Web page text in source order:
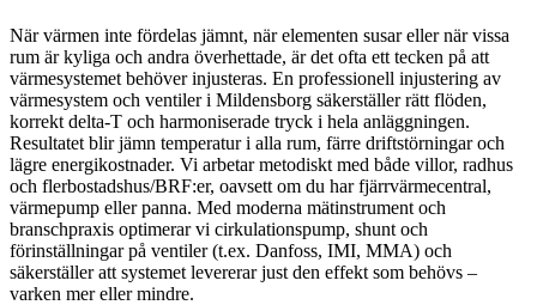
När värmen inte fördelas jämnt, när elementen susar eller när vissa
rum är kyliga och andra överhettade, är det ofta ett tecken på att
värmesystemet behöver injusteras. En professionell injustering av
värmesystem och ventiler i Mildensborg säkerställer rätt flöden,
korrekt delta-T och harmoniserade tryck i hela anläggningen.
Resultatet blir jämn temperatur i alla rum, färre driftstörningar och
lägre energikostnader. Vi arbetar metodiskt med både villor, radhus
och flerbostadshus/BRF:er, oavsett om du har fjärrvärmecentral,
värmepump eller panna. Med moderna mätinstrument och
branschpraxis optimerar vi cirkulationspump, shunt och
förinställningar på ventiler (t.ex. Danfoss, IMI, MMA) och
säkerställer att systemet levererar just den effekt som behövs –
varken mer eller mindre.